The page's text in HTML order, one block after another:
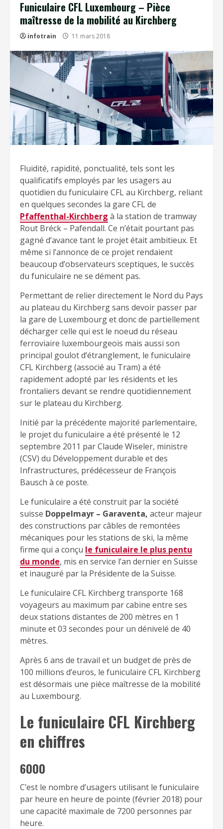
Funiculaire CFL Luxembourg – Pièce
maîtresse de la mobilité au Kirchberg
infotrain 11 mars 2018
Fluidité, rapidité, ponctualité, tels sont les
qualificatifs employés par les usagers au
quotidien du funiculaire CFL au Kirchberg, reliant
en quelques secondes la gare CFL de
Pfaffenthal-Kirchberg à la station de tramway
Rout Bréck – Pafendall. Ce n’était pourtant pas
gagné d’avance tant le projet était ambitieux. Et
même si l’annonce de ce projet rendaient
beaucoup d’observateurs sceptiques, le succès
du funiculaire ne se dément pas.
Permettant de relier directement le Nord du Pays
au plateau du Kirchberg sans devoir passer par
la gare de Luxembourg et donc de partiellement
décharger celle qui est le noeud du réseau
ferroviaire luxembourgeois mais aussi son
principal goulot d’étranglement, le funiculaire
CFL Kirchberg (associé au Tram) a été
rapidement adopté par les résidents et les
frontaliers devant se rendre quotidiennement
sur le plateau du Kirchberg.
Initié par la précédente majorité parlementaire,
le projet du funiculaire a été présenté le 12
septembre 2011 par Claude Wiseler, ministre
(CSV) du Développement durable et des
Infrastructures, prédécesseur de François
Bausch à ce poste.
Le funiculaire a été construit par la société
suisse Doppelmayr – Garaventa, acteur majeur
des constructions par câbles de remontées
mécaniques pour les stations de ski, la même
firme qui a conçu le funiculaire le plus pentu
du monde, mis en service l’an dernier en Suisse
et inauguré par la Présidente de la Suisse.
Le funiculaire CFL Kirchberg transporte 168
voyageurs au maximum par cabine entre ses
deux stations distantes de 200 mètres en 1
minute et 03 secondes pour un dénivelé de 40
mètres.
Après 6 ans de travail et un budget de près de
100 millions d’euros, le funiculaire CFL Kirchberg
est désormais une pièce maîtresse de la mobilité
au Luxembourg.
Le funiculaire CFL Kirchberg
en chiffres
6000
C’est le nombre d’usagers utilisant le funiculaire
par heure en heure de pointe (février 2018) pour
une capacité maximale de 7200 personnes par
heure.